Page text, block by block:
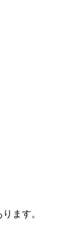
ます。